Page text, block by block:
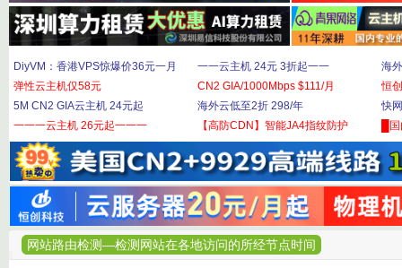
DiyVM：香港VPS惊爆价36元一月
弹性云主机仅58元
5M CN2 GIA云主机 24元起
一一一云主机 26元起一一一
一一云主机 24元 3折起一一
CN2 GIA/1000Mbps $111/月
海外云低至2折 298/年
【高防CDN】智能JA4指纹防护
海
恒
快
█
网站路由检测—检测网站在各地访问的所经节点时间